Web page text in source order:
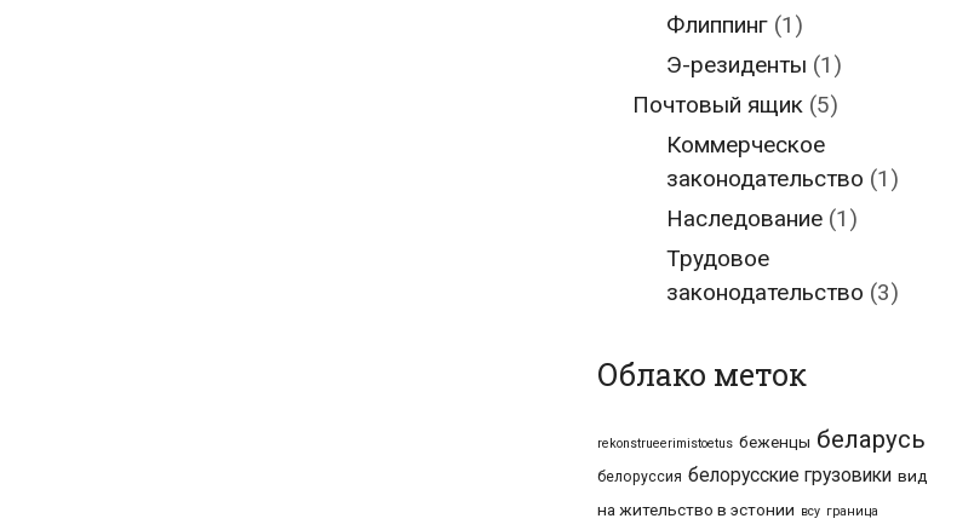
Флиппинг (1)
Э-резиденты (1)
Почтовый ящик(5)
Коммерческое
законодательство (1)
Наследование (1)
Трудовое
законодательство (3)
Облако меток
rekonstrueerimistoetus беженцы беларусь
белоруссия белорусские грузовики вид
на жительство в эстонии всу граница